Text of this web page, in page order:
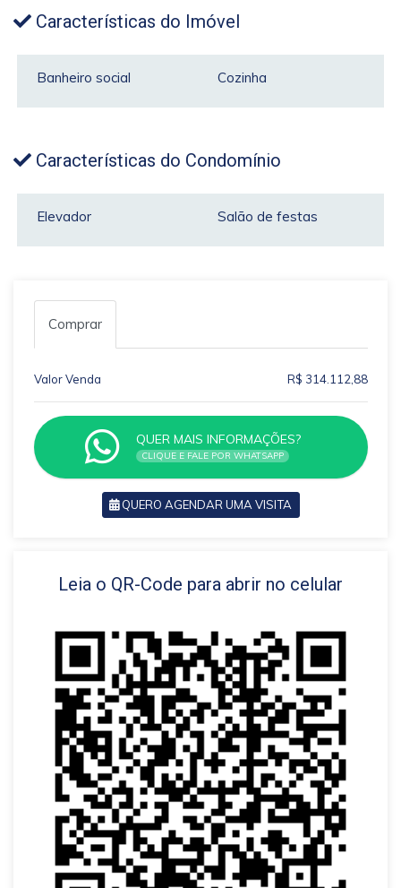
Características do Imóvel
Banheiro social Cozinha
Características do Condomínio
Elevador Salão de festas
Comprar
Valor Venda R$ 314.112,88
QUER MAIS INFORMAÇÕES?
CLIQUE E FALE POR WHATSAPP
QUERO AGENDAR UMA VISITA
VOLTAR
Leia o QR-Code para abrir no celular